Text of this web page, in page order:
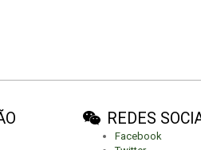
REDES
Facebook